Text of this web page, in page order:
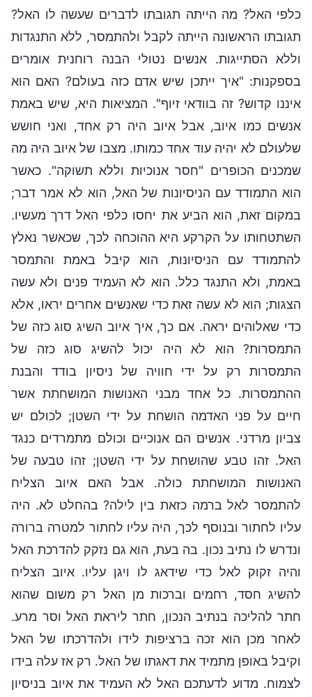
כלפי האל? מה הייתה תגובתו לדברים שעשה לו האל?
תגובתו הראשונה הייתה לקבל ולהתמסר, ללא התנגדות
וללא הסתייגות. אנשים נטולי הבנה רוחנית אומרים
בספקנות: "איך ייתכן שיש אדם כזה בעולם? האם הוא
איננו קדוש? זה בוודאי זיוף". המציאות היא, שיש באמת
אנשים כמו איוב, אבל איוב היה רק אחד, ואני חושש
שלעולם לא יהיה עוד אחד כמותו. מצבו של איוב היה מה
שמכנים הכופרים "חסר אנוכיות וללא תשוקה". כאשר
הוא התמודד עם הניסיונות של האל, הוא לא אמר דבר;
במקום זאת, הוא הביע את יחסו כלפי האל דרך מעשיו.
השתטחותו על הקרקע היא ההוכחה לכך, שכאשר נאלץ
להתמודד עם הניסיונות, הוא קיבל באמת והתמסר
באמת, ולא התנגד כלל. הוא לא העמיד פנים ולא עשה
הצגות; הוא לא עשה זאת כדי שאנשים אחרים יראו, אלא
כדי שאלוהים יראה. אם כך, איך איוב השיג סוג כזה של
התמסרות? הוא לא היה יכול להשיג סוג כזה של
התמסרות רק על ידי חוויה של ניסיון בודד והבנת
ההתמסרות. כל אחד מבני האנושות המושחתת אשר
חיים על פני האדמה הושחת על ידי השטן; לכולם יש
צביון מרדני. אנשים הם אנוכיים וכולם מתמרדים כנגד
האל. זהו טבע שהושחת על ידי השטן; זהו טבעה של
האנושות המושחתת כולה. אבל האם איוב הצליח
להתמסר לאל ברמה כזאת בין לילה? בהחלט לא. היה
עליו לחתור ובנוסף לכך, היה עליו לחתור למטרה ברורה
ונדרש לו נתיב נכון. בה בעת, הוא גם נזקק להדרכת האל
והיה זקוק לאל כדי שידאג לו ויגן עליו. איוב הצליח
להשיג חסד, רחמים וברכות מן האל רק משום שהוא
חתר להליכה בנתיב הנכון, חתר ליראת האל וסר מרע.
לאחר מכן הוא זכה ברציפות לידו ולהדרכתו של האל
וקיבל באופן מתמיד את דאגתו של האל. רק אז עלה בידו
לצמוח. מדוע לדעתכם האל לא העמיד את איוב בניסיון